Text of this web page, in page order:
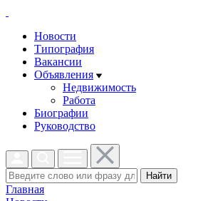
Новости
Типография
Вакансии
Объявления
Недвижимость
Работа
Биографии
Руководство
Найти
Главная